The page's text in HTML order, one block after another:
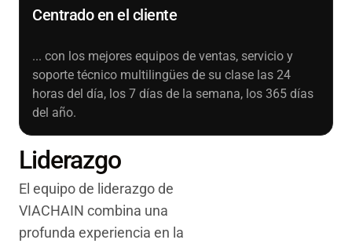
Centrado en el cliente
... con los mejores equipos de ventas, servicio y
soporte técnico multilingües de su clase las 24
horas del día, los 7 días de la semana, los 365 días
del año.
Liderazgo
El equipo de liderazgo de
VIACHAIN combina una
profunda experiencia en la